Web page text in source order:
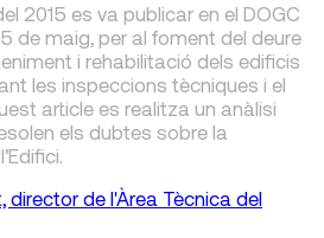
2015 es va publicar en el DOGC
de maig, per al foment del deure
i rehabilitació dels edificis
les inspeccions tècniques i el
article es realitza un anàlisi
els dubtes sobre la
director de l'Àrea Tècnica del